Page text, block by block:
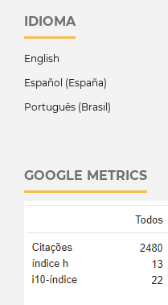
IDIOMA
English
Español (España)
Português (Brasil)
GOOGLE METRICS